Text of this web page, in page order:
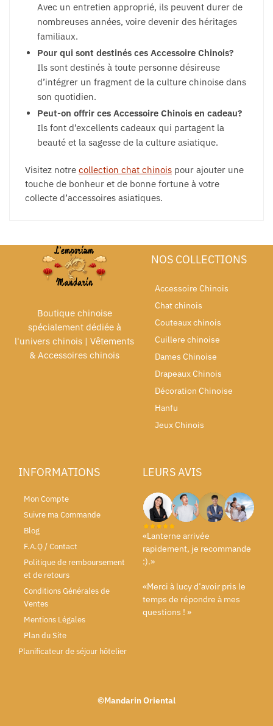
Avec un entretien approprié, ils peuvent durer de
nombreuses années, voire devenir des héritages
familiaux.
Pour qui sont destinés ces Accessoire Chinois?
Ils sont destinés à toute personne désireuse
d’intégrer un fragment de la culture chinoise dans
son quotidien.
Peut-on offrir ces Accessoire Chinois en cadeau?
Ils font d’excellents cadeaux qui partagent la
beauté et la sagesse de la culture asiatique.
Visitez notre collection chat chinois pour ajouter une
touche de bonheur et de bonne fortune à votre
collecte d’accessoires asiatiques.
Boutique chinoise
spécialement dédiée à
l'univers chinois | Vêtements
& Accessoires chinois
NOS COLLECTIONS
Accessoire Chinois
Chat chinois
Couteaux chinois
Cuillere chinoise
Dames Chinoise
Drapeaux Chinois
Décoration Chinoise
Hanfu
Jeux Chinois
INFORMATIONS
Mon Compte
Suivre ma Commande
Blog
F.A.Q / Contact
Politique de remboursement
et de retours
Conditions Générales de
Ventes
Mentions Légales
Plan du Site
Planificateur de séjour hôtelier
LEURS AVIS
«Lanterne arrivée
rapidement, je recommande
:).»
«Merci à lucy d’avoir pris le
temps de répondre à mes
questions ! »
©Mandarin Oriental